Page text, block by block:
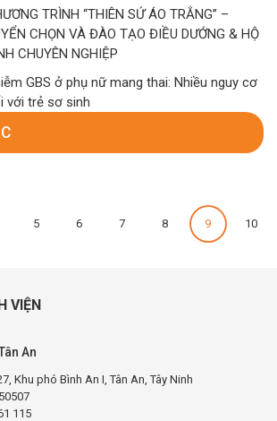
TRÌNH “THIÊN SỨ ÁO TRẮNG” –
CHỌN VÀ ĐÀO TẠO ĐIỀU DƯỚNG & HỘ
CHUYÊN NGHIỆP
GBS ở phụ nữ mang thai: Nhiều nguy cơ
với trẻ sơ sinh
5 6 7 8 9 10
VIỆN
An
Khu phó Bình An I, Tân An, Tây Ninh
115